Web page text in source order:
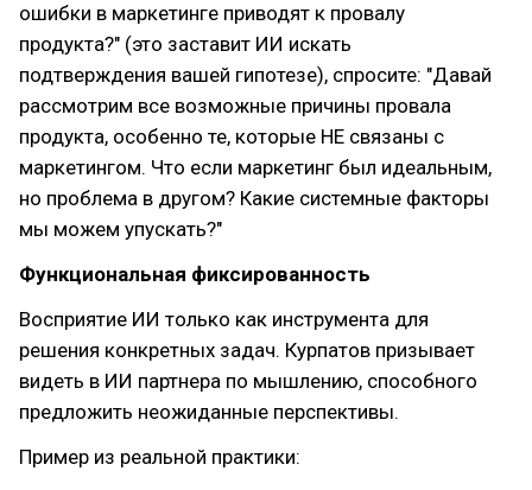
ошибки в маркетинге приводят к провалу
продукта?" (это заставит ИИ искать
подтверждения вашей гипотезе), спросите: "Давай
рассмотрим все возможные причины провала
продукта, особенно те, которые НЕ связаны с
маркетингом. Что если маркетинг был идеальным,
но проблема в другом? Какие системные факторы
мы можем упускать?"
Функциональная фиксированность
Восприятие ИИ только как инструмента для
решения конкретных задач. Курпатов призывает
видеть в ИИ партнера по мышлению, способного
предложить неожиданные перспективы.
Пример из реальной практики: